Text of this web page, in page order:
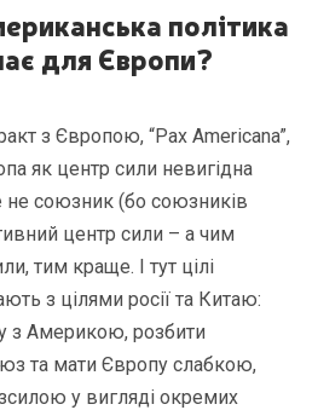
політика
для Європи?
з Європою, “Pax Americana”,
як центр сили невигідна
не союзник (бо союзників
центр сили – а чим
тим краще. І тут цілі
з цілями росії та Китаю:
з Америкою, розбити
та мати Європу слабкою,
у вигляді окремих